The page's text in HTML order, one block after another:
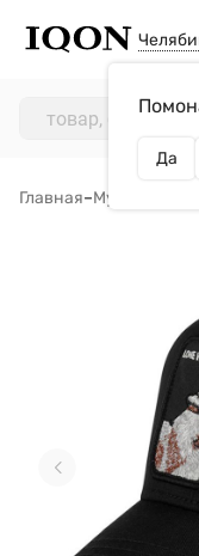
Да
Главная–Мужчинам